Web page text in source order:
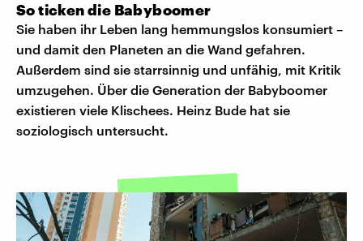
So ticken die Babyboomer
Sie haben ihr Leben lang hemmungslos konsumiert –
und damit den Planeten an die Wand gefahren.
Außerdem sind sie starrsinnig und unfähig, mit Kritik
umzugehen. Über die Generation der Babyboomer
existieren viele Klischees. Heinz Bude hat sie
soziologisch untersucht.